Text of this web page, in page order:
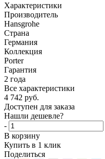
Характеристики
Производитель
Hansgrohe
Страна
Германия
Коллекция
Porter
Гарантия
2 года
Все характеристики
4 742 руб.
Доступен для заказа
Нашли дешевле?
-
В корзину
Купить в 1 клик
Поделиться